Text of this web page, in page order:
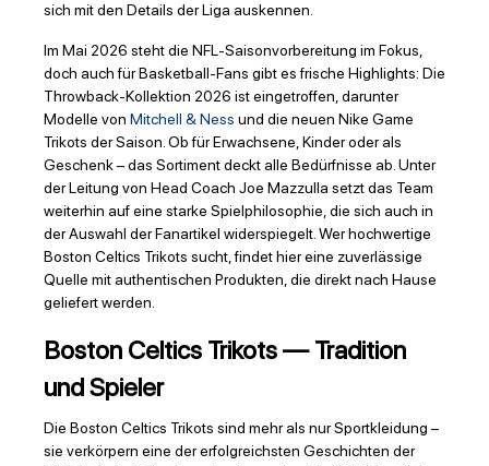
sich mit den Details der Liga auskennen.
Im Mai 2026 steht die NFL-Saisonvorbereitung im Fokus,
doch auch für Basketball-Fans gibt es frische Highlights: Die
Throwback-Kollektion 2026 ist eingetroffen, darunter
Modelle von Mitchell & Ness und die neuen Nike Game
Trikots der Saison. Ob für Erwachsene, Kinder oder als
Geschenk – das Sortiment deckt alle Bedürfnisse ab. Unter
der Leitung von Head Coach Joe Mazzulla setzt das Team
weiterhin auf eine starke Spielphilosophie, die sich auch in
der Auswahl der Fanartikel widerspiegelt. Wer hochwertige
Boston Celtics Trikots sucht, findet hier eine zuverlässige
Quelle mit authentischen Produkten, die direkt nach Hause
geliefert werden.
Boston Celtics Trikots — Tradition
und Spieler
Die Boston Celtics Trikots sind mehr als nur Sportkleidung –
sie verkörpern eine der erfolgreichsten Geschichten der